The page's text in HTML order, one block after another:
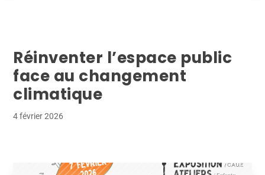
Réinventer l’espace public
face au changement
climatique
4 février 2026